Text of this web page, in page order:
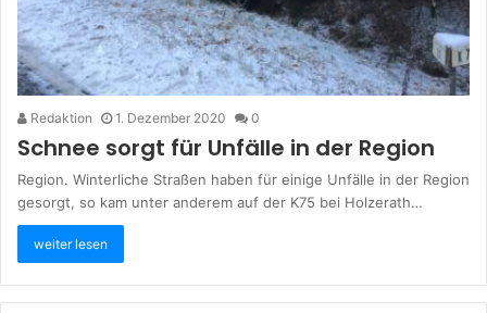
Redaktion 1. Dezember 2020 0
Schnee sorgt für Unfälle in der Region
Region. Winterliche Straßen haben für einige Unfälle in der Region
gesorgt, so kam unter anderem auf der K75 bei Holzerath…
weiter lesen